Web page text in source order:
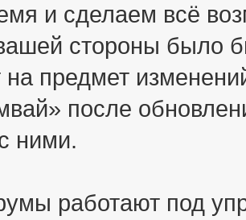
и сделаем всё
стороны было
на предмет
после
ними.
работают под